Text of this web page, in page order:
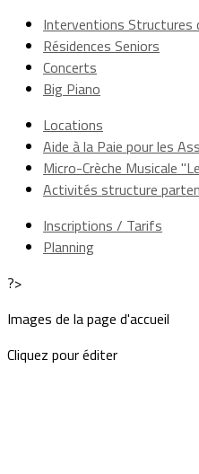
Interventions Structures
Résidences Seniors
Concerts
Big Piano
Locations
Aide à la Paie pour les
Micro-Crèche Musicale
Activités structure
Inscriptions / Tarifs
Planning
?>
Images de la page d'accueil
Cliquez pour éditer